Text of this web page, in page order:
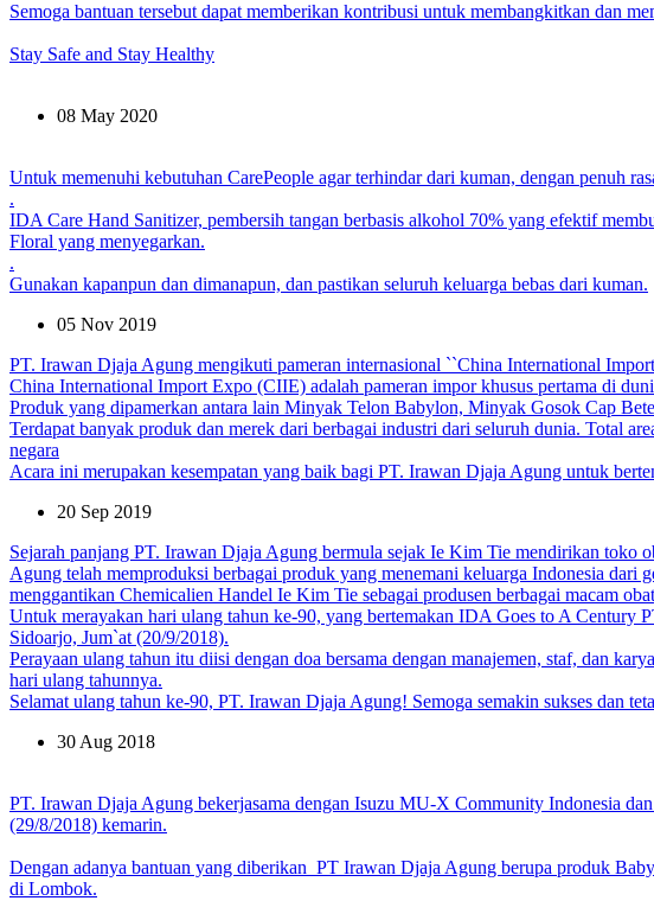
Semoga bantuan tersebut dapat memberikan kontribusi untuk membangkitkan dan
Stay Safe and Stay Healthy
08 May 2020
Untuk memenuhi kebutuhan CarePeople agar terhindar dari kuman, dengan penuh
.
IDA Care Hand Sanitizer, pembersih tangan berbasis alkohol 70% yang efektif
Floral yang menyegarkan.
.
Gunakan kapanpun dan dimanapun, dan pastikan seluruh keluarga bebas dari kuman.
05 Nov 2019
PT. Irawan Djaja Agung mengikuti pameran internasional ``China International
China International Import Expo (CIIE) adalah pameran impor khusus pertama di
Produk yang dipamerkan antara lain Minyak Telon Babylon, Minyak Gosok Cap
Terdapat banyak produk dan merek dari berbagai industri dari seluruh dunia. Total
negara
Acara ini merupakan kesempatan yang baik bagi PT. Irawan Djaja Agung untuk
20 Sep 2019
Sejarah panjang PT. Irawan Djaja Agung bermula sejak Ie Kim Tie mendirikan toko
Agung telah memproduksi berbagai produk yang menemani keluarga Indonesia
menggantikan Chemicalien Handel Ie Kim Tie sebagai produsen berbagai macam
Untuk merayakan hari ulang tahun ke-90, yang bertemakan IDA Goes to A Century
Sidoarjo, Jum`at (20/9/2018).
Perayaan ulang tahun itu diisi dengan doa bersama dengan manajemen, staf, dan
hari ulang tahunnya.
Selamat ulang tahun ke-90, PT. Irawan Djaja Agung! Semoga semakin sukses dan
30 Aug 2018
PT. Irawan Djaja Agung bekerjasama dengan Isuzu MU-X Community Indonesia
(29/8/2018) kemarin.
Dengan adanya bantuan yang diberikan PT Irawan Djaja Agung berupa produk
di Lombok.